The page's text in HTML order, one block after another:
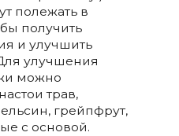
полежать в
получить
и улучшить
улучшения
можно
трав,
грейпфрут,
с основой.